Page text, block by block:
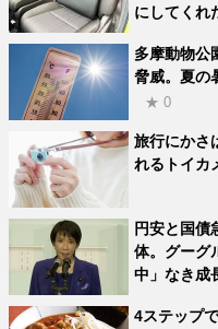
にしてくれ
多摩動物公
脅威。夏の
★ 0
旅行にかさ
れるトイカ
円安と国債
体。グーグ
中」なき成
4ステップ